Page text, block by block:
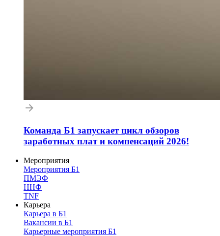
Команда Б1 запускает цикл обзоров
заработных плат и компенсаций 2026!
Мероприятия
Мероприятия Б1
ПМЭФ
ННФ
TNF
Карьера
Карьера в Б1
Вакансии в Б1
Карьерные мероприятия Б1